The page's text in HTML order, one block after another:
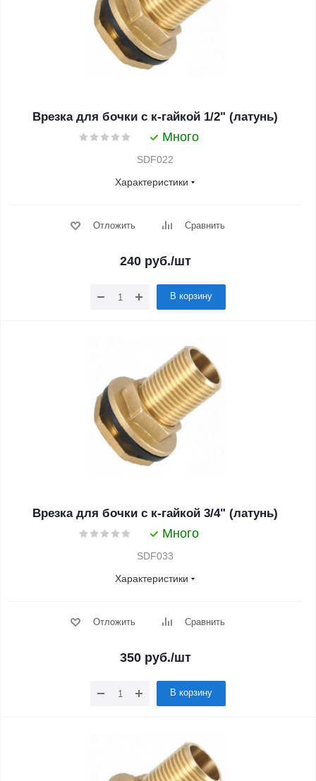
Врезка для бочки с к-гайкой 1/2" (латунь)
Много
SDF022
Характеристики
Отложить Сравнить
240 руб./шт
В корзину
Врезка для бочки с к-гайкой 3/4" (латунь)
Много
SDF033
Характеристики
Отложить Сравнить
350 руб./шт
В корзину